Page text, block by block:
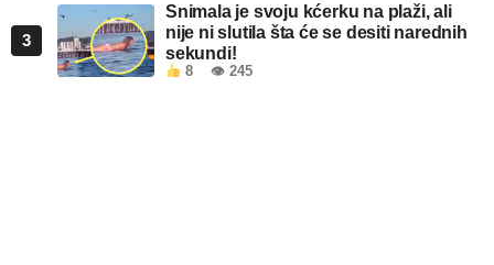
3
Snimala je svoju kćerku na plaži, ali
nije ni slutila šta će se desiti narednih
sekundi!
8 👁 245